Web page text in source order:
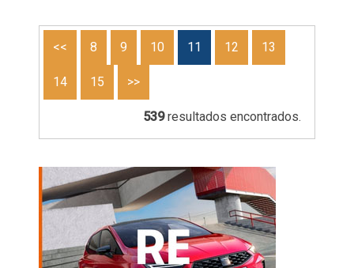
<< 8 9 10 11 12 13
14 15 >>
539resultados encontrados.